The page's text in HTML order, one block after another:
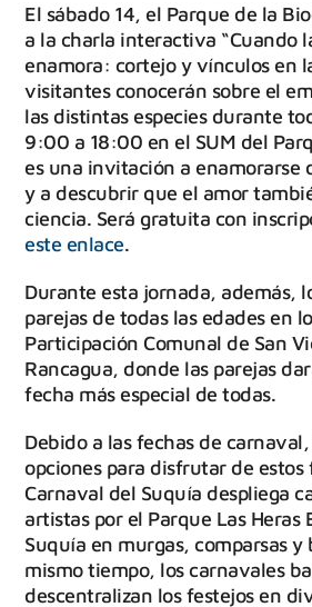
El sábado 14, el Parque de la
a la charla interactiva “Cuando
enamora: cortejo y vínculos en
visitantes conocerán sobre el
las distintas especies durante
9:00 a 18:00 en el SUM del
es una invitación a enamorarse
y a descubrir que el amor
ciencia. Será gratuita con
este enlace.
Durante esta jornada, además,
parejas de todas las edades en
Participación Comunal de San
Rancagua, donde las parejas
fecha más especial de todas.
Debido a las fechas de
opciones para disfrutar de estos
Carnaval del Suquía despliega
artistas por el Parque Las Heras
Suquía en murgas, comparsas y
mismo tiempo, los carnavales
descentralizan los festejos en